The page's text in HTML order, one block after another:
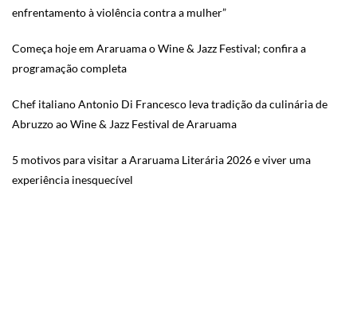
enfrentamento à violência contra a mulher”
Começa hoje em Araruama o Wine & Jazz Festival; confira a
programação completa
Chef italiano Antonio Di Francesco leva tradição da culinária de
Abruzzo ao Wine & Jazz Festival de Araruama
5 motivos para visitar a Araruama Literária 2026 e viver uma
experiência inesquecível